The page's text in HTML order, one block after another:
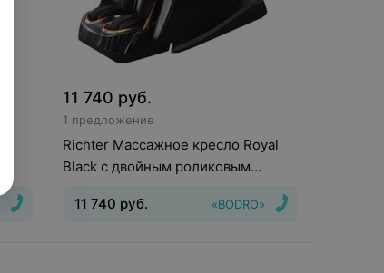
11 740 руб.
1 предложение
Richter Массажное кресло Royal
Black с двойным роликовым
«BODRO»
11 740 руб.